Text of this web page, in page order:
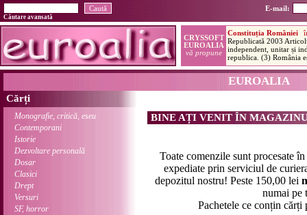
E-mail:
Căutare avansată
EUROALIA
Cărți
Monografie, critică, eseu
Contemporani
Istorie
Dezvoltare personală
Dosar
Clasici
Drept
Versuri
SF, horror
BINE AȚI VENIT ÎN
Toate comenzile sunt procesate în
expediate prin serviciul de
depozitul nostru! Peste 150,00 lei
numai pe
Pachetele ce conțin cărți